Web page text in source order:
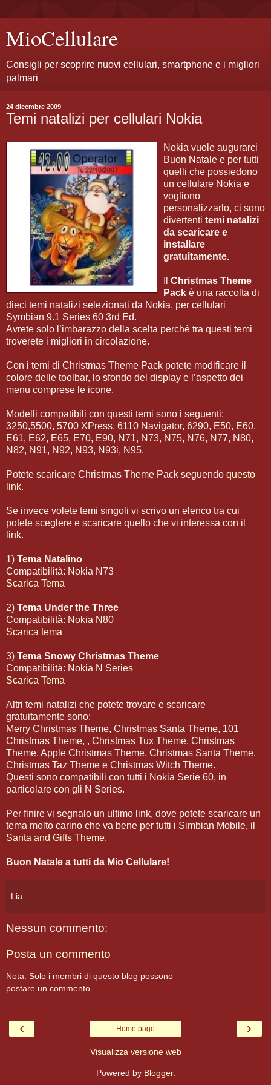
MioCellulare
Consigli per scoprire nuovi cellulari, smartphone e i migliori
palmari
24 dicembre 2009
Temi natalizi per cellulari Nokia
Nokia vuole augurarci
Buon Natale e per tutti
quelli che possiedono
un cellulare Nokia e
vogliono
personalizzarlo, ci sono
divertenti temi natalizi
da scaricare e
installare
gratuitamente.
Christmas Theme
Pack è una raccolta di
dieci temi natalizi selezionati da Nokia, per cellulari
Symbian 9.1 Series 60 3rd Ed.
Avrete solo l’imbarazzo della scelta perchè tra questi temi
troverete i migliori in circolazione.
Con i temi di Christmas Theme Pack potete modificare il
colore delle toolbar, lo sfondo del display e l’aspetto dei
menu comprese le icone.
Modelli compatibili con questi temi sono i seguenti:
3250,5500, 5700 XPress, 6110 Navigator, 6290, E50, E60,
E61, E62, E65, E70, E90, N71, N73, N75, N76, N77, N80,
N82, N91, N92, N93, N93i, N95.
Potete scaricare Christmas Theme Pack seguendo questo
link.
Se invece volete temi singoli vi scrivo un elenco tra cui
potete sceglere e scaricare quello che vi interessa con il
link.
1) Tema Natalino
Compatibilità: Nokia N73
Scarica Tema
2) Tema Under the Three
Compatibilità: Nokia N80
Scarica tema
3) Tema Snowy Christmas Theme
Compatibilità: Nokia N Series
Scarica Tema
Altri temi natalizi che potete trovare e scaricare
gratuitamente sono:
Merry Christmas Theme, Christmas Santa Theme, 101
Christmas Theme, , Christmas Tux Theme, Christmas
Theme, Apple Christmas Theme, Christmas Santa Theme,
Christmas Taz Theme e Christmas Witch Theme.
Questi sono compatibili con tutti i Nokia Serie 60, in
particolare con gli N Series.
Per finire vi segnalo un ultimo link, dove potete scaricare un
tema molto carino che va bene per tutti i Simbian Mobile, il
Santa and Gifts Theme.
Buon Natale a tutti da Mio Cellulare!
Lia
Nessun commento:
Posta un commento
Nota. Solo i membri di questo blog possono
postare un commento.
‹ ›
Home page
Visualizza versione web
Powered by Blogger.